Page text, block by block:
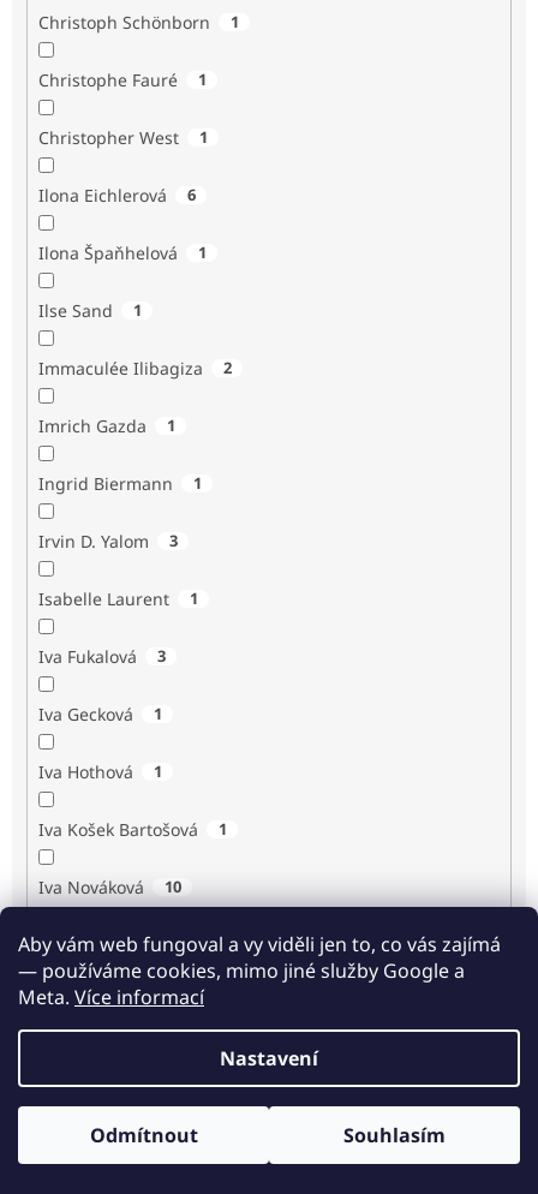
Aby vám web fungoval a vy viděli jen to, co vás zajímá
— používáme cookies, mimo jiné služby Google a
Meta. Více informací
Nastavení
Odmítnout Souhlasím
Christoph Schönborn 1
Christophe Fauré 1
Christopher West 1
Ilona Eichlerová 6
Ilona Špaňhelová 1
Ilse Sand 1
Immaculée Ilibagiza 2
Imrich Gazda 1
Ingrid Biermann 1
Irvin D. Yalom 3
Isabelle Laurent 1
Iva Fukalová 3
Iva Gecková 1
Iva Hothová 1
Iva Košek Bartošová 1
Iva Nováková 10
Iva Procházková 1
Ivan Renč 1
Odběr novinek